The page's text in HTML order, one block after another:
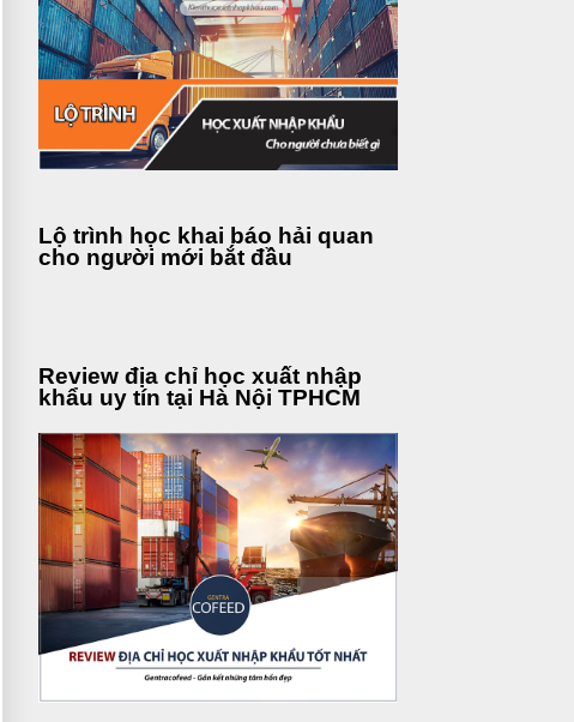
Lộ trình học khai báo hải quan
cho người mới bắt đầu
Review địa chỉ học xuất nhập
khẩu uy tín tại Hà Nội TPHCM